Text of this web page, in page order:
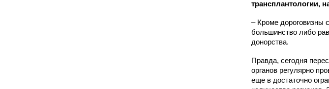
трансплантологии,
– Кроме дороговизны
большинство либо
донорства.
Правда, сегодня
органов регулярно
еще в достаточно